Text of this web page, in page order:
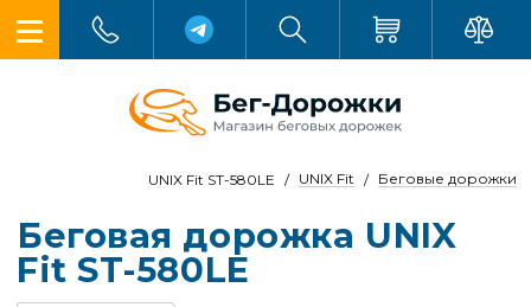
Беговые дорожки
UNIX Fit
UNIX Fit ST-580LE
Беговая дорожка UNIX
Fit ST-580LE